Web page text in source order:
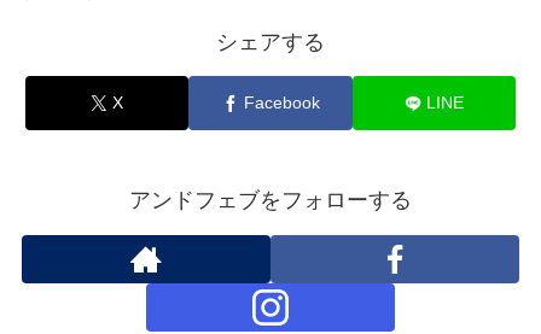
シェアする
X Facebook LINE
アンドフェブをフォローする